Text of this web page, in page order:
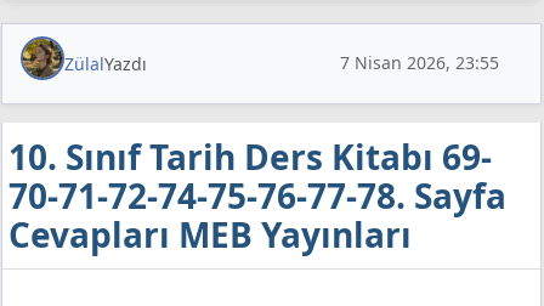
ZülalYazdı 7 Nisan 2026, 23:55
10. Sınıf Tarih Ders Kitabı 69-
70-71-72-74-75-76-77-78. Sayfa
Cevapları MEB Yayınları